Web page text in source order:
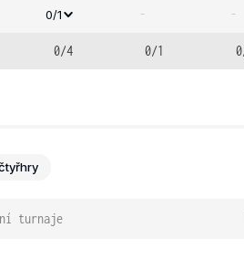
0/1 - -
0/4 0/1
turnaje